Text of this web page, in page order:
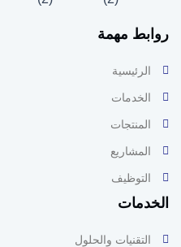
روابط مهمة
الرئيسية
الخدمات
المنتجات
المشاريع
التوظيف
الخدمات
التقنيات والحلول